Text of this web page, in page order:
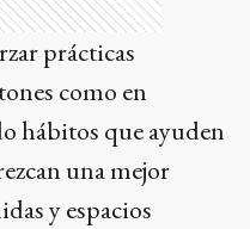
prácticas
como en
hábitos que ayuden
una mejor
y espacios